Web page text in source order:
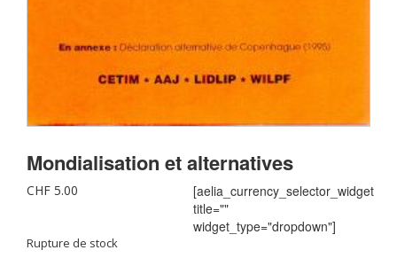
Mondialisation et alternatives
[aelia_currency_selector_widget
title=""
widget_type="dropdown"]
CHF 5.00
Rupture de stock